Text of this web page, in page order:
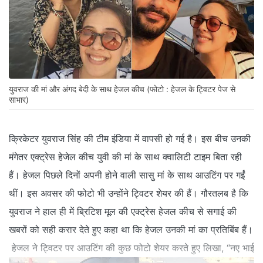
युवराज की मां और अंगद बेदी के साथ हेजल कीच (फोटो : हेजल के ट्विटर पेज से
साभार)
क्रिकेटर युवराज सिंह की टीम इंडिया में वापसी हो गई है। इस बीच उनकी
मंगेतर एक्ट्रेस हेजेल कीच युवी की मां के साथ क्वालिटी टाइम बिता रही
हैं। हेजल पिछले दिनों अपनी होने वाली सासु मां के साथ आउटिंग पर गईं
थीं। इस अवसर की फोटो भी उन्होंने ट्विटर शेयर की हैं। गौरतलब है कि
युवराज ने हाल ही में ब्रिटिश मूल की एक्ट्रेस हेजल कीच से सगाई की
खबरों को सही करार देते हुए कहा था कि हेजल उनकी मां का प्रतिबिंब हैं।
हेजल ने ट्विटर पर आउटिंग की कुछ फोटो शेयर करते हुए लिखा, “नए भाई